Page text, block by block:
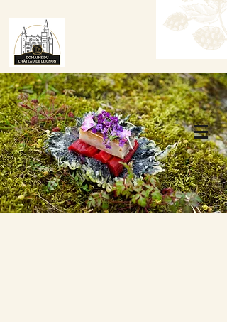
Tafel Reserveren
Boek een kamer